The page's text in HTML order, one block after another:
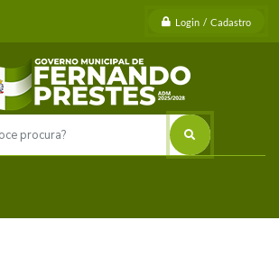
Login / Cadastro